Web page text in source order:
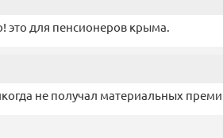
это для пенсионеров крыма.
не получал материальных